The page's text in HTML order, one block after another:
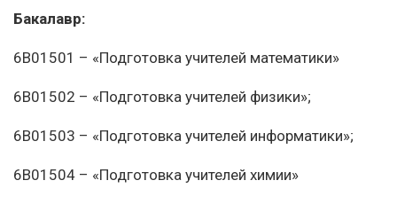
Бакалавр:
6В01501 – «Подготовка учителей математики»
6В01502 – «Подготовка учителей физики»;
6В01503 – «Подготовка учителей информатики»;
6В01504 – «Подготовка учителей химии»